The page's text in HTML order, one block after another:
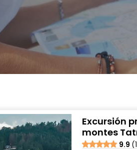
Excursión
montes
9.9